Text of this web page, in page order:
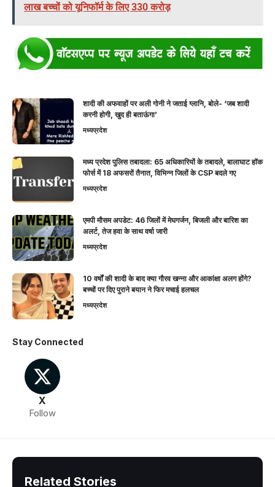
लाख बच्चों को यूनिफॉर्म के लिए 330 करोड़
शादी की अफवाहों पर अली गोनी ने जताई ग्लानि, बोले- ‘जब शादी
करनी होगी, खुद ही बताऊंगा’
मध्यप्रदेश
मध्य प्रदेश पुलिस तबादला: 65 अधिकारियों के तबादले, बालाघाट हॉक
फोर्स में 18 अफसरों तैनात, विभिन्न जिलों के CSP बदले गए
मध्यप्रदेश
एमपी मौसम अपडेट: 46 जिलों में मेघगर्जन, बिजली और बारिश का
अलर्ट, तेज हवा के साथ वर्षा जारी
मध्यप्रदेश
10 वर्षों की शादी के बाद क्या गौरव खन्ना और आकांक्षा अलग होंगे?
बच्चों पर दिए पुराने बयान ने फिर मचाई हलचल
मध्यप्रदेश
Stay Connected
X
Follow
Related Stories